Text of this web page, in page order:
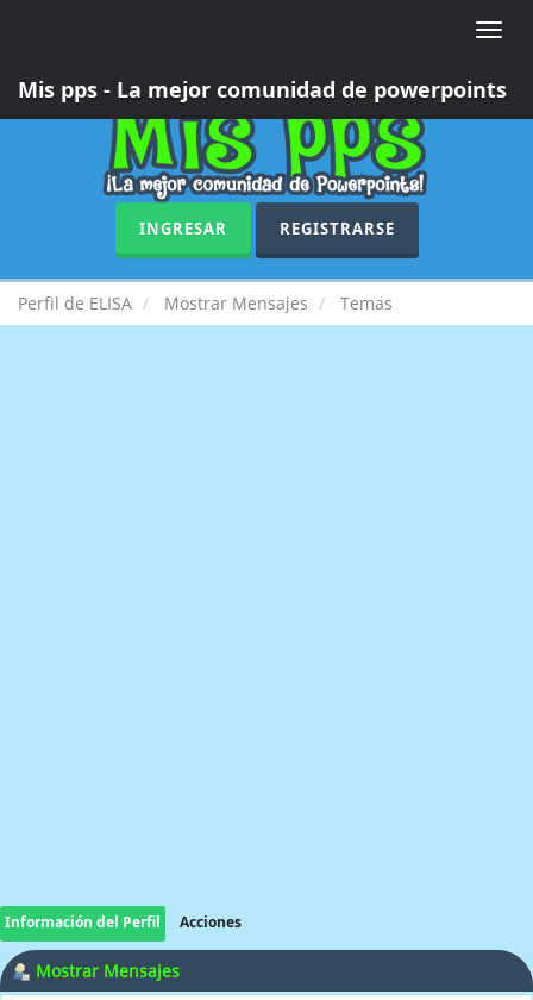
Toggle
Mis pps - La mejor comunidad de powerpoints
INGRESAR REGISTRARSE
Perfil de ELISA Mostrar Mensajes Temas
Información del Perfil Acciones
Mostrar Mensajes